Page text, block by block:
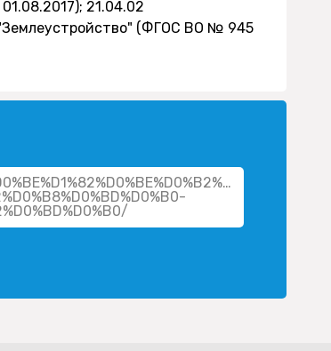
21.04.02
(ФГОС ВО № 945